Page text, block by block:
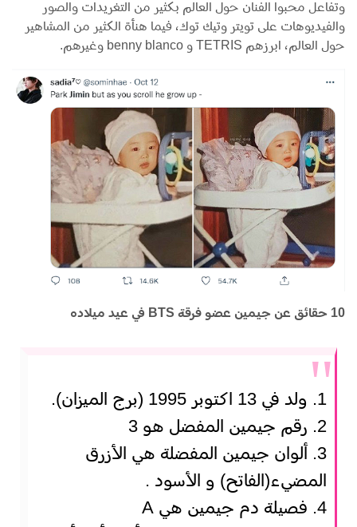
وتفاعل محبوا الفنان حول العالم بكثير من التغريدات والصور
والفيديوهات على تويتر وتيك توك، فيما هنأة الكثير من المشاهير
حول العالم، ابرزهم TETRIS و benny blanco وغيرهم.
10 حقائق عن جيمين عضو فرقة BTS في عيد ميلاده
1. ولد في 13 اكتوبر 1995 (برج الميزان).
2. رقم جيمين المفضل هو 3
3. ألوان جيمين المفضلة هي الأزرق
المضيء(الفاتح) و الأسود .
4. فصيلة دم جيمين هي A